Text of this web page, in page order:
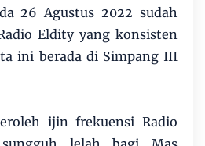
26 Agustus 2022 sudah
Eldity yang konsisten
ini berada di Simpang III
ijin frekuensi Radio